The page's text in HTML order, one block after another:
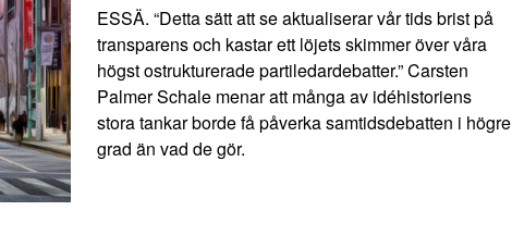
ESSÄ. “Detta sätt att se aktualiserar vår tids brist på
transparens och kastar ett löjets skimmer över våra
högst ostrukturerade partiledardebatter.” Carsten
Palmer Schale menar att många av idéhistoriens
stora tankar borde få påverka samtidsdebatten i högre
grad än vad de gör.